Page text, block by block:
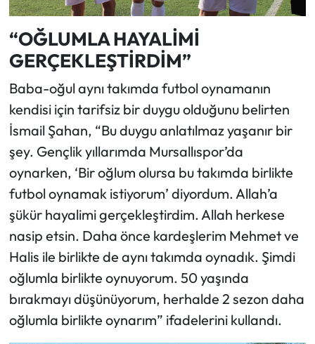
“OĞLUMLA HAYALİMİ
GERÇEKLEŞTİRDİM”
Baba-oğul aynı takımda futbol oynamanın
kendisi için tarifsiz bir duygu olduğunu belirten
İsmail Şahan, “Bu duygu anlatılmaz yaşanır bir
şey. Gençlik yıllarımda Mursallıspor’da
oynarken, ‘Bir oğlum olursa bu takımda birlikte
futbol oynamak istiyorum’ diyordum. Allah’a
şükür hayalimi gerçekleştirdim. Allah herkese
nasip etsin. Daha önce kardeşlerim Mehmet ve
Halis ile birlikte de aynı takımda oynadık. Şimdi
oğlumla birlikte oynuyorum. 50 yaşında
bırakmayı düşünüyorum, herhalde 2 sezon daha
oğlumla birlikte oynarım” ifadelerini kullandı.